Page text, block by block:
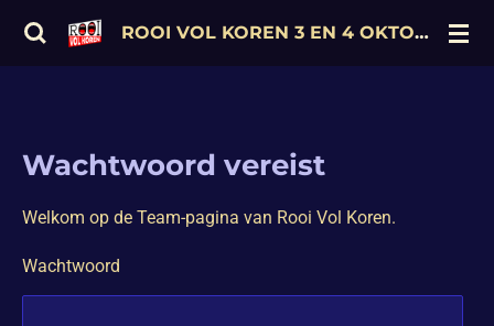
Ga
ROOI VOL KOREN 3 EN 4 OKTOBER 2026
Wachtwoord vereist
Welkom op de Team-pagina van Rooi Vol Koren.
Wachtwoord